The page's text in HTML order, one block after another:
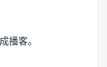
播客。